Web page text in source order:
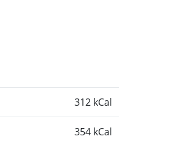
312 kCal
354 kCal